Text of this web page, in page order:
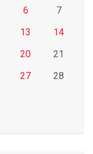
6
7
13
14
20
21
27
28